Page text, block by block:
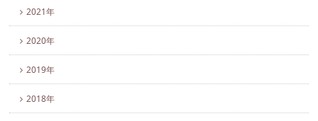
2021年
2020年
2019年
2018年